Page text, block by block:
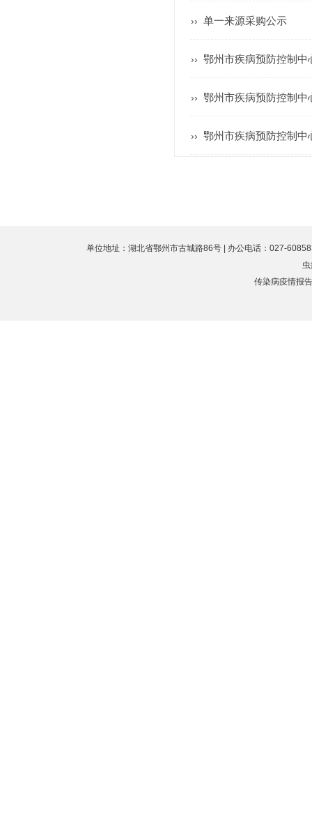
›› 单一来源采购公示
›› 鄂州市疾病预防控制
›› 鄂州市疾病预防控制
›› 鄂州市疾病预防控制
单位地址：湖北省鄂州市古城路86号 | 办公电话：027-
传染病疫情报